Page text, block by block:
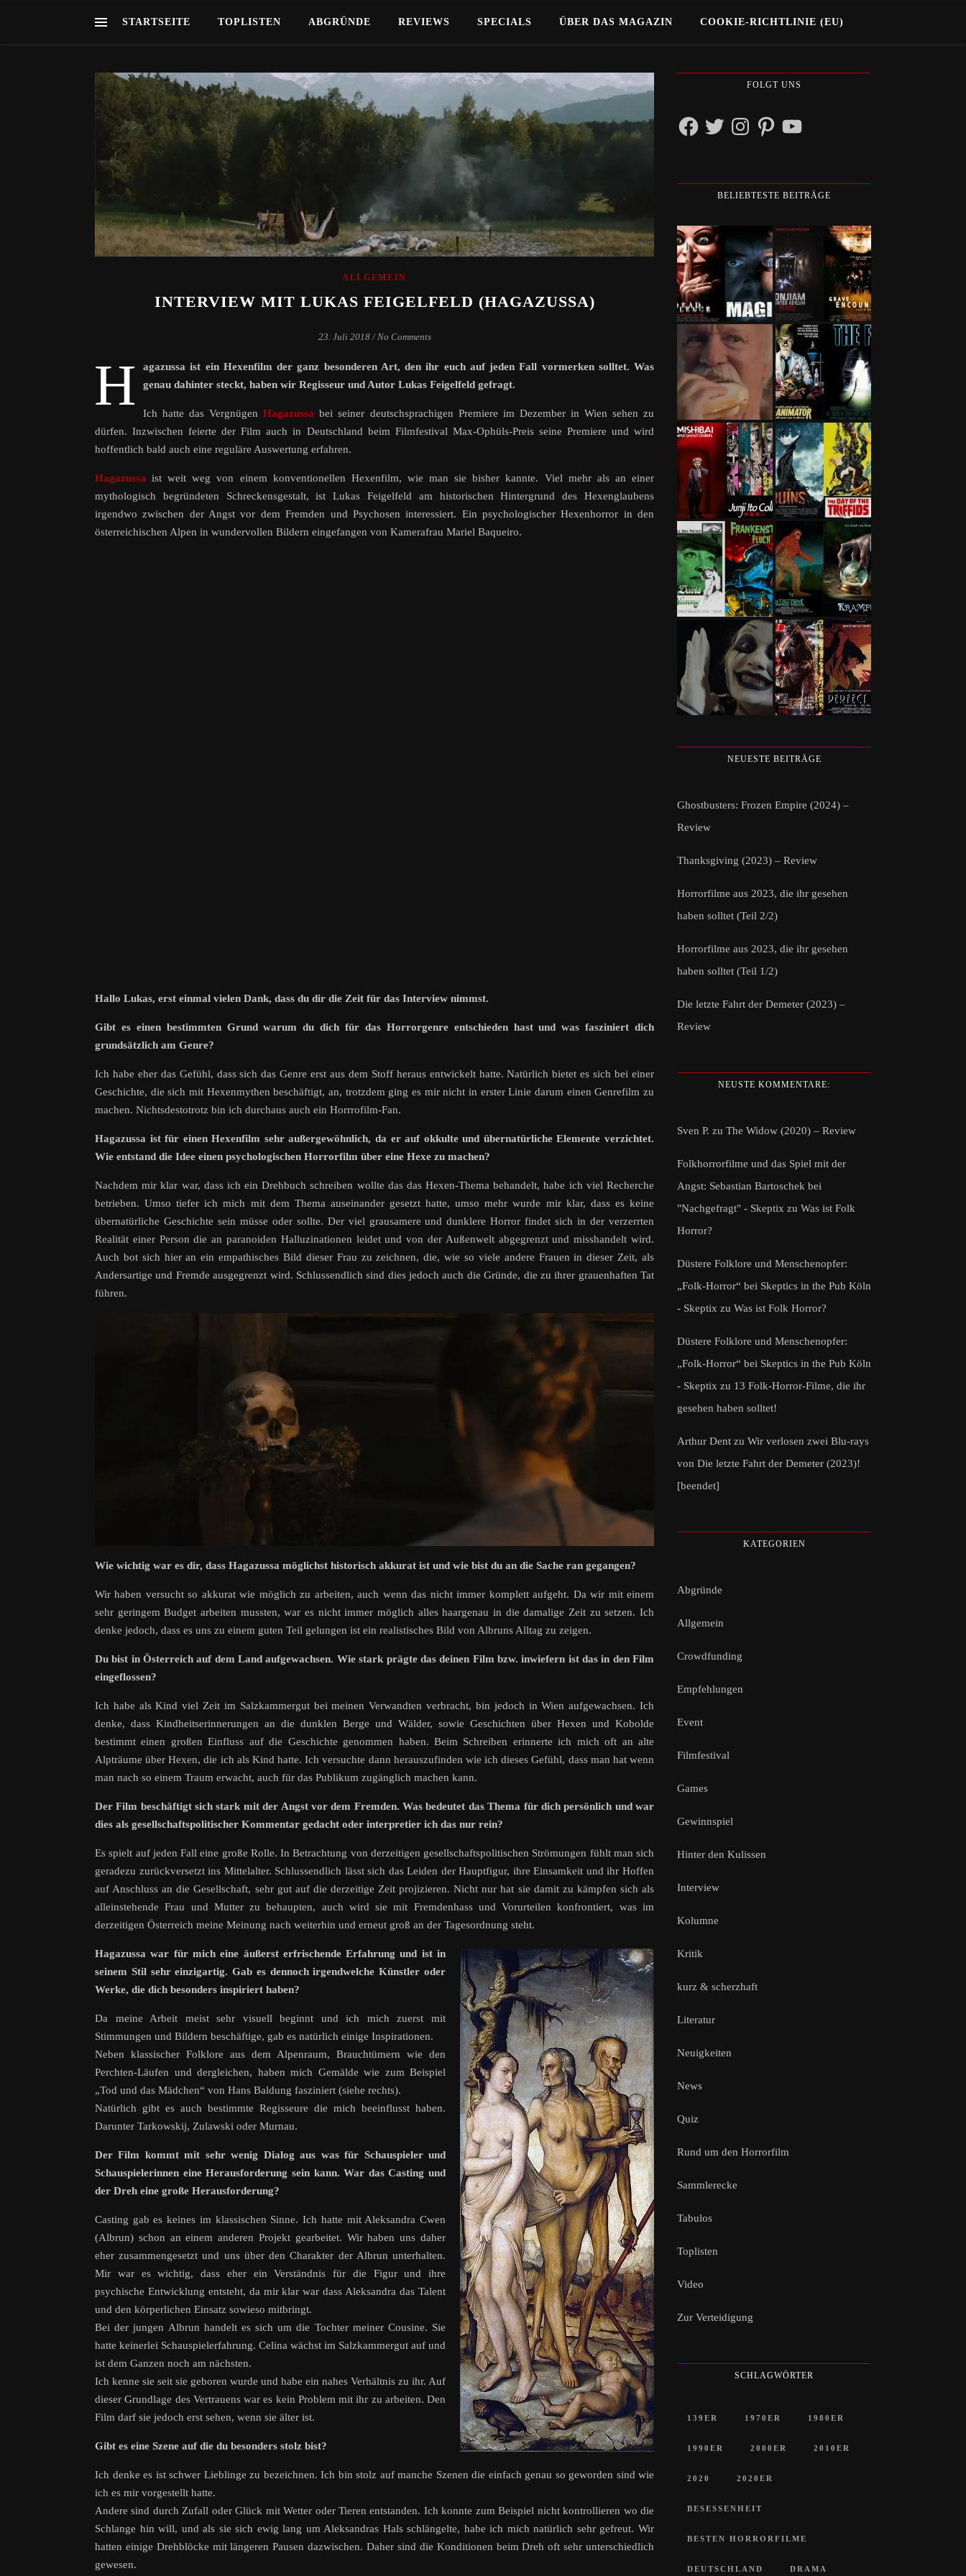
STARTSEITE TOPLISTEN ABGRÜNDE REVIEWS SPECIALS ÜBER DAS MAGAZIN COOKIE-RICHTLINIE (EU)
ALLGEMEIN
INTERVIEW MIT LUKAS FEIGELFELD (HAGAZUSSA)
23. Juli 2018 / No Comments
H
agazussa ist ein Hexenfilm der ganz besonderen Art, den ihr euch auf jeden Fall vormerken solltet. Was
genau dahinter steckt, haben wir Regisseur und Autor Lukas Feigelfeld gefragt.
Ich hatte das Vergnügen Hagazussa bei seiner deutschsprachigen Premiere im Dezember in Wien sehen zu
dürfen. Inzwischen feierte der Film auch in Deutschland beim Filmfestival Max-Ophüls-Preis seine Premiere und wird
hoffentlich bald auch eine reguläre Auswertung erfahren.
Hagazussa ist weit weg von einem konventionellen Hexenfilm, wie man sie bisher kannte. Viel mehr als an einer
mythologisch begründeten Schreckensgestalt, ist Lukas Feigelfeld am historischen Hintergrund des Hexenglaubens
irgendwo zwischen der Angst vor dem Fremden und Psychosen interessiert. Ein psychologischer Hexenhorror in den
österreichischen Alpen in wundervollen Bildern eingefangen von Kamerafrau Mariel Baqueiro.
Hallo Lukas, erst einmal vielen Dank, dass du dir die Zeit für das Interview nimmst.
Gibt es einen bestimmten Grund warum du dich für das Horrorgenre entschieden hast und was fasziniert dich
grundsätzlich am Genre?
Ich habe eher das Gefühl, dass sich das Genre erst aus dem Stoff heraus entwickelt hatte. Natürlich bietet es sich bei einer
Geschichte, die sich mit Hexenmythen beschäftigt, an, trotzdem ging es mir nicht in erster Linie darum einen Genrefilm zu
machen. Nichtsdestotrotz bin ich durchaus auch ein Horrrofilm-Fan.
Hagazussa ist für einen Hexenfilm sehr außergewöhnlich, da er auf okkulte und übernatürliche Elemente verzichtet.
Wie entstand die Idee einen psychologischen Horrorfilm über eine Hexe zu machen?
Nachdem mir klar war, dass ich ein Drehbuch schreiben wollte das das Hexen-Thema behandelt, habe ich viel Recherche
betrieben. Umso tiefer ich mich mit dem Thema auseinander gesetzt hatte, umso mehr wurde mir klar, dass es keine
übernatürliche Geschichte sein müsse oder sollte. Der viel grausamere und dunklere Horror findet sich in der verzerrten
Realität einer Person die an paranoiden Halluzinationen leidet und von der Außenwelt abgegrenzt und misshandelt wird.
Auch bot sich hier an ein empathisches Bild dieser Frau zu zeichnen, die, wie so viele andere Frauen in dieser Zeit, als
Andersartige und Fremde ausgegrenzt wird. Schlussendlich sind dies jedoch auch die Gründe, die zu ihrer grauenhaften Tat
führen.
Wie wichtig war es dir, dass Hagazussa möglichst historisch akkurat ist und wie bist du an die Sache ran gegangen?
Wir haben versucht so akkurat wie möglich zu arbeiten, auch wenn das nicht immer komplett aufgeht. Da wir mit einem
sehr geringem Budget arbeiten mussten, war es nicht immer möglich alles haargenau in die damalige Zeit zu setzen. Ich
denke jedoch, dass es uns zu einem guten Teil gelungen ist ein realistisches Bild von Albruns Alltag zu zeigen.
Du bist in Österreich auf dem Land aufgewachsen. Wie stark prägte das deinen Film bzw. inwiefern ist das in den Film
eingeflossen?
Ich habe als Kind viel Zeit im Salzkammergut bei meinen Verwandten verbracht, bin jedoch in Wien aufgewachsen. Ich
denke, dass Kindheitserinnerungen an die dunklen Berge und Wälder, sowie Geschichten über Hexen und Kobolde
bestimmt einen großen Einfluss auf die Geschichte genommen haben. Beim Schreiben erinnerte ich mich oft an alte
Alpträume über Hexen, die ich als Kind hatte. Ich versuchte dann herauszufinden wie ich dieses Gefühl, dass man hat wenn
man nach so einem Traum erwacht, auch für das Publikum zugänglich machen kann.
Der Film beschäftigt sich stark mit der Angst vor dem Fremden. Was bedeutet das Thema für dich persönlich und war
dies als gesellschaftspolitischer Kommentar gedacht oder interpretier ich das nur rein?
Es spielt auf jeden Fall eine große Rolle. In Betrachtung von derzeitigen gesellschaftspolitischen Strömungen fühlt man sich
geradezu zurückversetzt ins Mittelalter. Schlussendlich lässt sich das Leiden der Hauptfigur, ihre Einsamkeit und ihr Hoffen
auf Anschluss an die Gesellschaft, sehr gut auf die derzeitige Zeit projizieren. Nicht nur hat sie damit zu kämpfen sich als
alleinstehende Frau und Mutter zu behaupten, auch wird sie mit Fremdenhass und Vorurteilen konfrontiert, was im
derzeitigen Österreich meine Meinung nach weiterhin und erneut groß an der Tagesordnung steht.
Hagazussa war für mich eine äußerst erfrischende Erfahrung und ist in
seinem Stil sehr einzigartig. Gab es dennoch irgendwelche Künstler oder
Werke, die dich besonders inspiriert haben?
Da meine Arbeit meist sehr visuell beginnt und ich mich zuerst mit
Stimmungen und Bildern beschäftige, gab es natürlich einige Inspirationen.
Neben klassischer Folklore aus dem Alpenraum, Brauchtümern wie den
Perchten-Läufen und dergleichen, haben mich Gemälde wie zum Beispiel
„Tod und das Mädchen“ von Hans Baldung fasziniert (siehe rechts).
Natürlich gibt es auch bestimmte Regisseure die mich beeinflusst haben.
Darunter Tarkowskij, Zulawski oder Murnau.
Der Film kommt mit sehr wenig Dialog aus was für Schauspieler und
Schauspielerinnen eine Herausforderung sein kann. War das Casting und
der Dreh eine große Herausforderung?
Casting gab es keines im klassischen Sinne. Ich hatte mit Aleksandra Cwen
(Albrun) schon an einem anderen Projekt gearbeitet. Wir haben uns daher
eher zusammengesetzt und uns über den Charakter der Albrun unterhalten.
Mir war es wichtig, dass eher ein Verständnis für die Figur und ihre
psychische Entwicklung entsteht, da mir klar war dass Aleksandra das Talent
und den körperlichen Einsatz sowieso mitbringt.
Bei der jungen Albrun handelt es sich um die Tochter meiner Cousine. Sie
hatte keinerlei Schauspielerfahrung. Celina wächst im Salzkammergut auf und
ist dem Ganzen noch am nächsten.
Ich kenne sie seit sie geboren wurde und habe ein nahes Verhältnis zu ihr. Auf
dieser Grundlage des Vertrauens war es kein Problem mit ihr zu arbeiten. Den
Film darf sie jedoch erst sehen, wenn sie älter ist.
Gibt es eine Szene auf die du besonders stolz bist?
Ich denke es ist schwer Lieblinge zu bezeichnen. Ich bin stolz auf manche Szenen die einfach genau so geworden sind wie
ich es mir vorgestellt hatte.
Andere sind durch Zufall oder Glück mit Wetter oder Tieren entstanden. Ich konnte zum Beispiel nicht kontrollieren wo die
Schlange hin will, und als sie sich ewig lang um Aleksandras Hals schlängelte, habe ich mich natürlich sehr gefreut. Wir
hatten einige Drehblöcke mit längeren Pausen dazwischen. Daher sind die Konditionen beim Dreh oft sehr unterschiedlich
gewesen.
FOLGT UNS
FacebookTwitterInstagramPinterestYouTube
BELIEBTESTE BEITRÄGE
NEUESTE BEITRÄGE
Ghostbusters: Frozen Empire (2024) –
Review
Thanksgiving (2023) – Review
Horrorfilme aus 2023, die ihr gesehen
haben solltet (Teil 2/2)
Horrorfilme aus 2023, die ihr gesehen
haben solltet (Teil 1/2)
Die letzte Fahrt der Demeter (2023) –
Review
NEUSTE KOMMENTARE:
Sven P. zu The Widow (2020) – Review
Folkhorrorfilme und das Spiel mit der
Angst: Sebastian Bartoschek bei
"Nachgefragt" - Skeptix zu Was ist Folk
Horror?
Düstere Folklore und Menschenopfer:
„Folk-Horror“ bei Skeptics in the Pub Köln
- Skeptix zu Was ist Folk Horror?
Düstere Folklore und Menschenopfer:
„Folk-Horror“ bei Skeptics in the Pub Köln
- Skeptix zu 13 Folk-Horror-Filme, die ihr
gesehen haben solltet!
Arthur Dent zu Wir verlosen zwei Blu-rays
von Die letzte Fahrt der Demeter (2023)!
[beendet]
KATEGORIEN
Abgründe
Allgemein
Crowdfunding
Empfehlungen
Event
Filmfestival
Games
Gewinnspiel
Hinter den Kulissen
Interview
Kolumne
Kritik
kurz & scherzhaft
Literatur
Neuigkeiten
News
Quiz
Rund um den Horrorfilm
Sammlerecke
Tabulos
Toplisten
Video
Zur Verteidigung
SCHLAGWÖRTER
139ER 1970ER 1980ER
1990ER 2000ER 2010ER
2020 2020ER
BESESSENHEIT
BESTEN HORRORFILME
DEUTSCHLAND DRAMA